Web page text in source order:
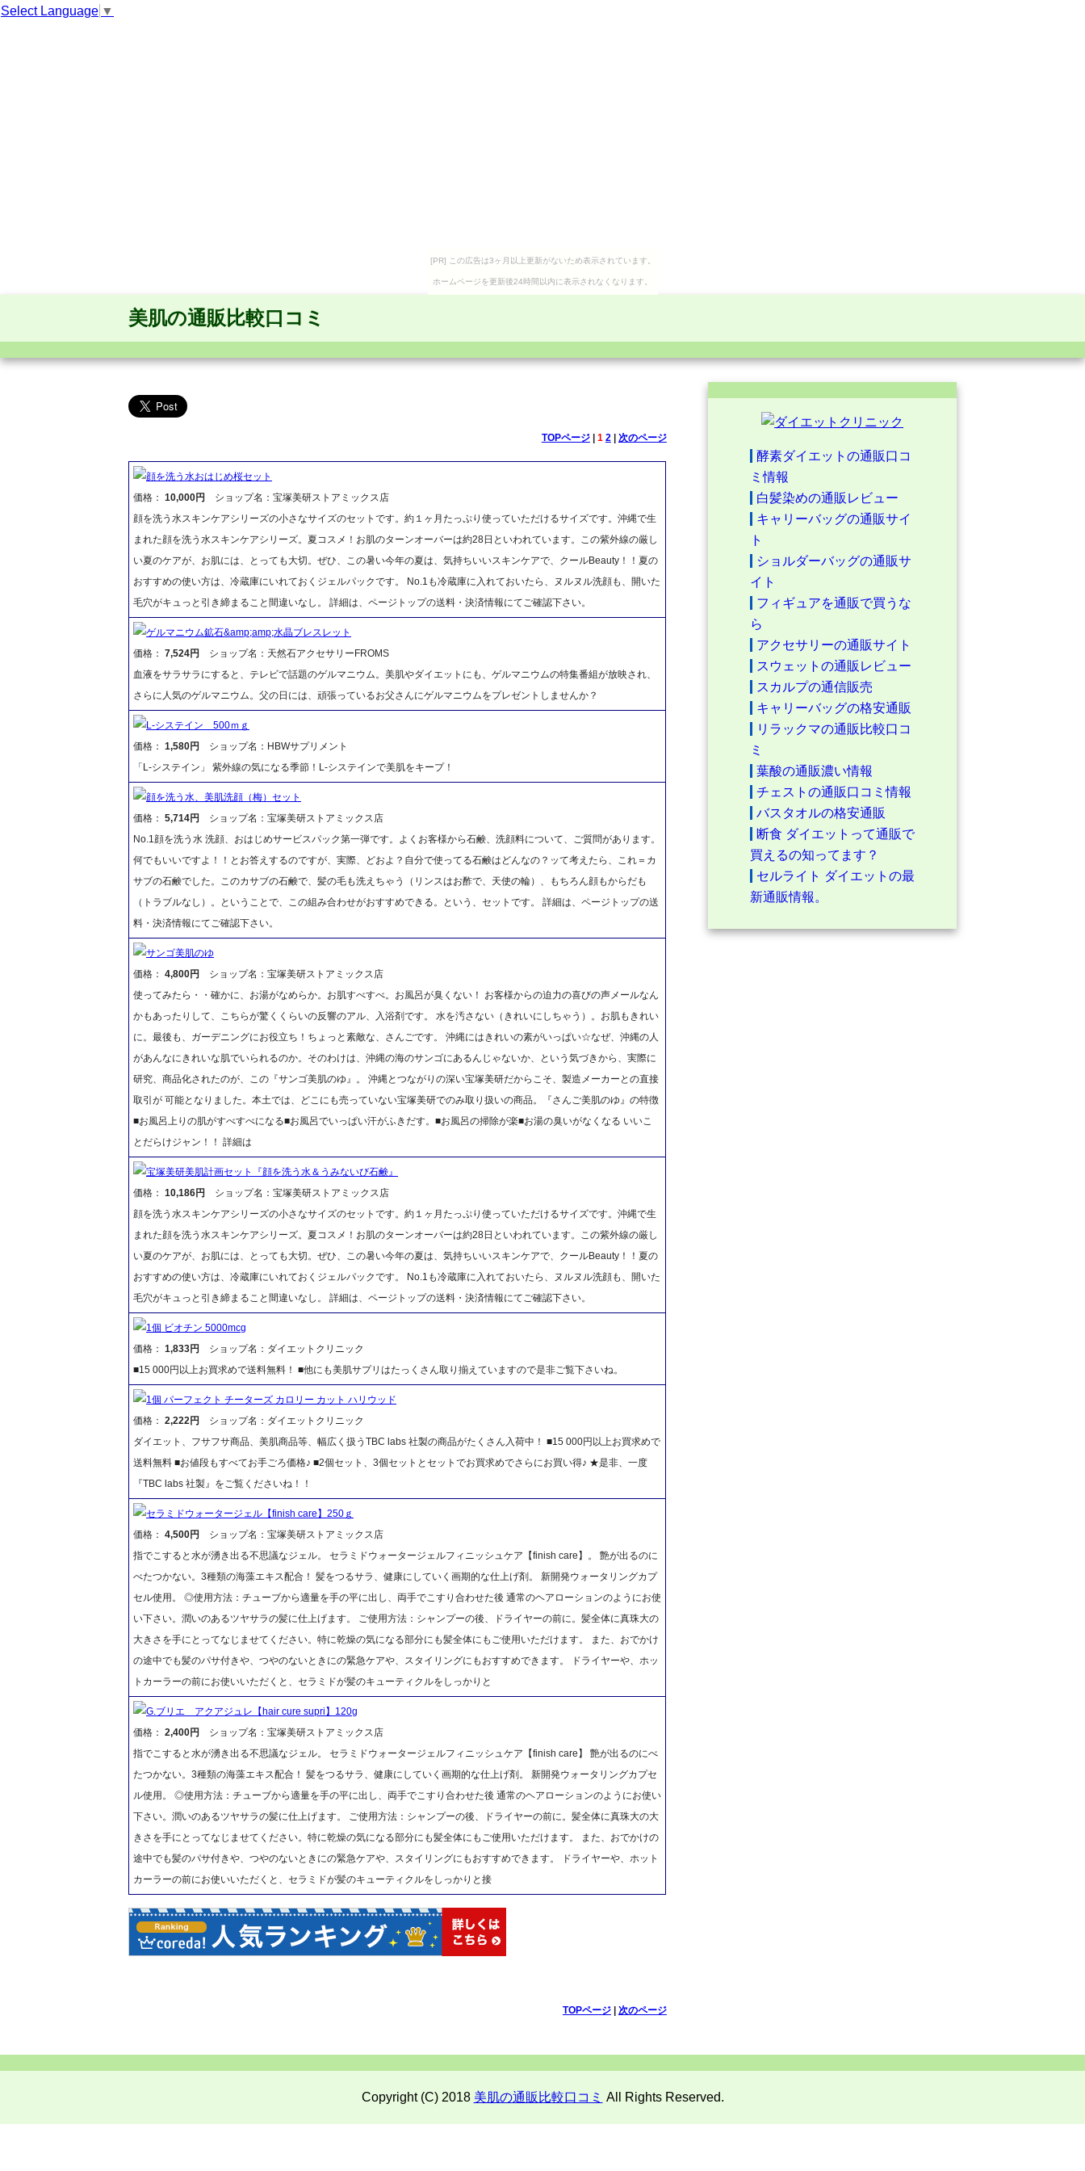
Select Language ▼
[PR] この広告は3ヶ月以上更新がないため表示されています。
ホームページを更新後24時間以内に表示されなくなります。
美肌の通販比較口コミ
TOPページ| 1 2| 次のページ
顔を洗う水おはじめ桜セット
価格： 10,000円
ショップ名：宝塚美研ストアミックス店
顔を洗う水スキンケアシリーズの小さなサイズのセットです。約１ヶ月たっぷり使っていただけるサイズです。沖縄で生
まれた顔を洗う水スキンケアシリーズ。夏コスメ！お肌のターンオーバーは約28日といわれています。この紫外線の厳し
い夏のケアが、お肌には、とっても大切。ぜひ、この暑い今年の夏は、気持ちいいスキンケアで、クールBeauty！！夏の
おすすめの使い方は、冷蔵庫にいれておくジェルパックです。 No.1も冷蔵庫に入れておいたら、ヌルヌル洗顔も、開いた
毛穴がキュっと引き締まること間違いなし。 詳細は、ページトップの送料・決済情報にてご確認下さい。
ゲルマニウム鉱石&amp;amp;水晶ブレスレット
価格： 7,524円
ショップ名：天然石アクセサリーFROMS
血液をサラサラにすると、テレビで話題のゲルマニウム。美肌やダイエットにも、ゲルマニウムの特集番組が放映され、
さらに人気のゲルマニウム。父の日には、頑張っているお父さんにゲルマニウムをプレゼントしませんか？
L-システイン 500ｍｇ
価格： 1,580円
ショップ名：HBWサプリメント
「L-システイン」 紫外線の気になる季節！L-システインで美肌をキープ！
顔を洗う水、美肌洗顔（梅）セット
価格： 5,714円
ショップ名：宝塚美研ストアミックス店
No.1顔を洗う水 洗顔、おはじめサービスパック第一弾です。よくお客様から石鹸、洗顔料について、ご質問があります。
何でもいいですよ！！とお答えするのですが、実際、どおよ？自分で使ってる石鹸はどんなの？ッて考えたら、これ＝カ
サブの石鹸でした。このカサブの石鹸で、髪の毛も洗えちゃう（リンスはお酢で、天使の輪）、もちろん顔もからだも
（トラブルなし）。ということで、この組み合わせがおすすめできる。という、セットです。 詳細は、ページトップの送
料・決済情報にてご確認下さい。
サンゴ美肌のゆ
価格： 4,800円
ショップ名：宝塚美研ストアミックス店
使ってみたら・・確かに、お湯がなめらか。お肌すべすべ。お風呂が臭くない！ お客様からの迫力の喜びの声メールなん
かもあったりして、こちらが驚くくらいの反響のアル、入浴剤です。 水を汚さない（きれいにしちゃう）。お肌もきれい
に。最後も、ガーデニングにお役立ち！ちょっと素敵な、さんごです。 沖縄にはきれいの素がいっぱい☆なぜ、沖縄の人
があんなにきれいな肌でいられるのか。そのわけは、沖縄の海のサンゴにあるんじゃないか、という気づきから、実際に
研究、商品化されたのが、この『サンゴ美肌のゆ』。 沖縄とつながりの深い宝塚美研だからこそ、製造メーカーとの直接
取引が 可能となりました。本土では、どこにも売っていない宝塚美研でのみ取り扱いの商品。『さんご美肌のゆ』の特徴
■お風呂上りの肌がすべすべになる■お風呂でいっぱい汗がふきだす。■お風呂の掃除が楽■お湯の臭いがなくなる いいこ
とだらけジャン！！ 詳細は
宝塚美研美肌計画セット『顔を洗う水＆うみないび石鹸』
価格： 10,186円
ショップ名：宝塚美研ストアミックス店
顔を洗う水スキンケアシリーズの小さなサイズのセットです。約１ヶ月たっぷり使っていただけるサイズです。沖縄で生
まれた顔を洗う水スキンケアシリーズ。夏コスメ！お肌のターンオーバーは約28日といわれています。この紫外線の厳し
い夏のケアが、お肌には、とっても大切。ぜひ、この暑い今年の夏は、気持ちいいスキンケアで、クールBeauty！！夏の
おすすめの使い方は、冷蔵庫にいれておくジェルパックです。 No.1も冷蔵庫に入れておいたら、ヌルヌル洗顔も、開いた
毛穴がキュっと引き締まること間違いなし。 詳細は、ページトップの送料・決済情報にてご確認下さい。
1個 ビオチン 5000mcg
価格： 1,833円
ショップ名：ダイエットクリニック
■15 000円以上お買求めで送料無料！ ■他にも美肌サプリはたっくさん取り揃えていますので是非ご覧下さいね。
1個 パーフェクト チーターズ カロリー カット ハリウッド
価格： 2,222円
ショップ名：ダイエットクリニック
ダイエット、フサフサ商品、美肌商品等、幅広く扱うTBC labs 社製の商品がたくさん入荷中！ ■15 000円以上お買求めで
送料無料 ■お値段もすべてお手ごろ価格♪ ■2個セット、3個セットとセットでお買求めでさらにお買い得♪ ★是非、一度
『TBC labs 社製』をご覧くださいね！！
セラミドウォータージェル【finish care】250ｇ
価格： 4,500円
ショップ名：宝塚美研ストアミックス店
指でこすると水が湧き出る不思議なジェル。 セラミドウォータージェルフィニッシュケア【finish care】。 艶が出るのに
べたつかない。3種類の海藻エキス配合！ 髪をつるサラ、健康にしていく画期的な仕上げ剤。 新開発ウォータリングカプ
セル使用。 ◎使用方法：チューブから適量を手の平に出し、両手でこすり合わせた後 通常のヘアローションのようにお使
い下さい。潤いのあるツヤサラの髪に仕上げます。 ご使用方法：シャンプーの後、ドライヤーの前に。髪全体に真珠大の
大きさを手にとってなじませてください。特に乾燥の気になる部分にも髪全体にもご使用いただけます。 また、おでかけ
の途中でも髪のパサ付きや、つやのないときにの緊急ケアや、スタイリングにもおすすめできます。 ドライヤーや、ホッ
トカーラーの前にお使いいただくと、セラミドが髪のキューティクルをしっかりと
G.ブリエ アクアジュレ【hair cure supri】120g
価格： 2,400円
ショップ名：宝塚美研ストアミックス店
指でこすると水が湧き出る不思議なジェル。 セラミドウォータージェルフィニッシュケア【finish care】 艶が出るのにべ
たつかない。3種類の海藻エキス配合！ 髪をつるサラ、健康にしていく画期的な仕上げ剤。 新開発ウォータリングカプセ
ル使用。 ◎使用方法：チューブから適量を手の平に出し、両手でこすり合わせた後 通常のヘアローションのようにお使い
下さい。潤いのあるツヤサラの髪に仕上げます。 ご使用方法：シャンプーの後、ドライヤーの前に。髪全体に真珠大の大
きさを手にとってなじませてください。特に乾燥の気になる部分にも髪全体にもご使用いただけます。 また、おでかけの
途中でも髪のパサ付きや、つやのないときにの緊急ケアや、スタイリングにもおすすめできます。 ドライヤーや、ホット
カーラーの前にお使いいただくと、セラミドが髪のキューティクルをしっかりと接
TOPページ| 次のページ
酵素ダイエットの通販口コ
ミ情報
白髪染めの通販レビュー
キャリーバッグの通販サイ
ト
ショルダーバッグの通販サ
イト
フィギュアを通販で買うな
ら
アクセサリーの通販サイト
スウェットの通販レビュー
スカルプの通信販売
キャリーバッグの格安通販
リラックマの通販比較口コ
ミ
葉酸の通販濃い情報
チェストの通販口コミ情報
バスタオルの格安通販
断食 ダイエットって通販で
買えるの知ってます？
セルライト ダイエットの最
新通販情報。
Copyright (C) 2018 美肌の通販比較口コミ All Rights Reserved.